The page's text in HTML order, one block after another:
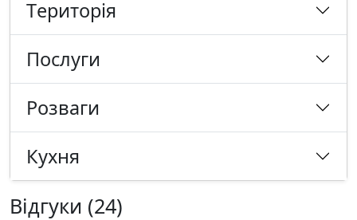
Tериторія
Послуги
Розваги
Кухня
Відгуки (24)